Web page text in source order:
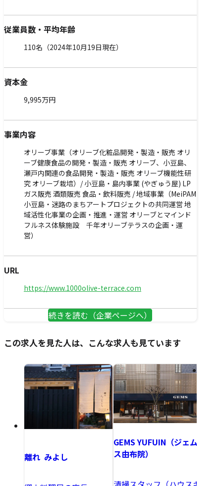
従業員数・平均年齢
110名（2024年10月19日現在）
資本金
9,995万円
事業内容
オリーブ事業（オリーブ化粧品開発・製造・販売 オリ
ーブ健康食品の開発・製造・販売 オリーブ、小豆島、
瀬戸内関連の食品開発・製造・販売 オリーブ機能性研
究 オリーブ栽培）/ 小豆島・島内事業 (やぎゅう屋) LP
ガス販売 酒類販売 食品・飲料販売 / 地域事業（MeiPAM
小豆島・迷路のまちアートプロジェクトの共同運営 地
域活性化事業の企画・推進・運営 オリーブとマインド
フルネス体験施設 千年オリーブテラスの企画・運
営）
URL
https://www.1000olive-terrace.com
続きを読む（企業ページへ）
この求人を見た人は、こんな求人も見ています
離れ みよし
GEMS YUFUIN（ジェム
ス由布院）